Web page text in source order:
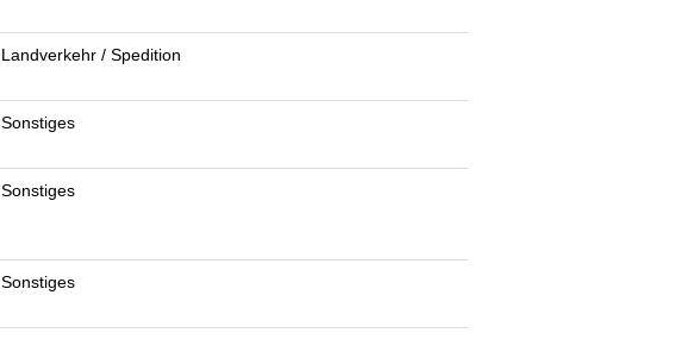
Landverkehr / Spedition
Sonstiges
Sonstiges
Sonstiges